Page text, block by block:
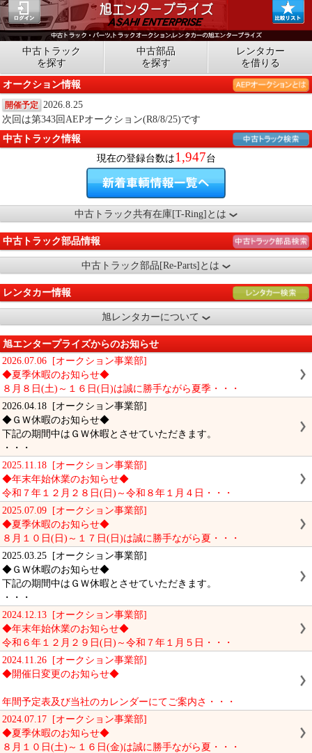
中古トラック
を探す
中古部品
を探す
レンタカー
を借りる
オークション情報
開催予定
2026.8.25
次回は第343回AEPオークション(R8/8/25)です
中古トラック情報
現在の登録台数は1,947台
中古トラック共有在庫[T-Ring]とは
中古トラック部品情報
中古トラック部品[Re-Parts]とは
レンタカー情報
旭レンタカーについて
旭エンタープライズからのお知らせ
2026.07.06 [オークション事業部]
◆夏季休暇のお知らせ◆
８月８日(土)～１６日(日)は誠に勝手ながら夏季・・・
2026.04.18 [オークション事業部]
◆ＧＷ休暇のお知らせ◆
下記の期間中はＧＷ休暇とさせていただきます。
・・・
2025.11.18 [オークション事業部]
◆年末年始休業のお知らせ◆
令和７年１２月２８日(日)～令和８年１月４日・・・
2025.07.09 [オークション事業部]
◆夏季休暇のお知らせ◆
８月１０日(日)～１７日(日)は誠に勝手ながら夏・・・
2025.03.25 [オークション事業部]
◆ＧＷ休暇のお知らせ◆
下記の期間中はＧＷ休暇とさせていただきます。
・・・
2024.12.13 [オークション事業部]
◆年末年始休業のお知らせ◆
令和６年１２月２９日(日)～令和７年１月５日・・・
2024.11.26 [オークション事業部]
◆開催日変更のお知らせ◆
年間予定表及び当社のカレンダーにてご案内さ・・・
2024.07.17 [オークション事業部]
◆夏季休暇のお知らせ◆
８月１０日(土)～１６日(金)は誠に勝手ながら夏・・・